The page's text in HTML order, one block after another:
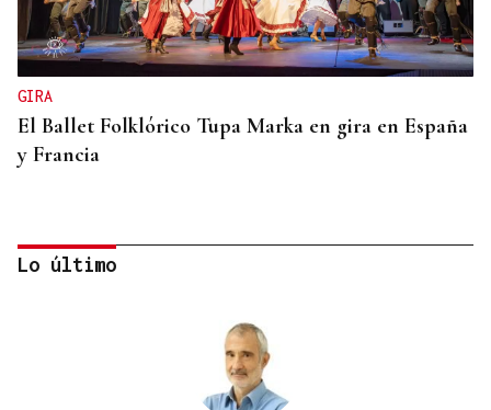
GIRA
El Ballet Folklórico Tupa Marka en gira en España
y Francia
Lo último